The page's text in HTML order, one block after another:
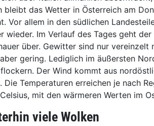
das Wetter in Österreich am
Vor allem in den südlichen
wieder. Im Verlauf des Tages geht der
über. Gewitter sind nur vereinzelt
gering. Lediglich im äußersten
Der Wind kommt aus
Temperaturen erreichen je nach
mit den wärmeren Werten im
viele Wolken